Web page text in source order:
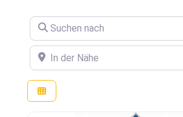
Suchen nach
In der Nähe